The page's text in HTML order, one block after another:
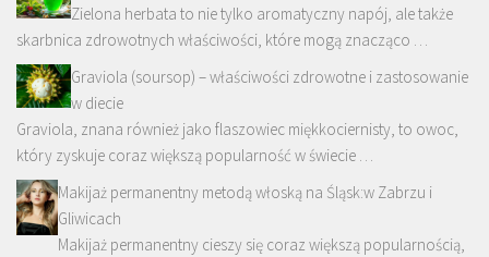
Zielona herbata to nie tylko aromatyczny napój, ale także
skarbnica zdrowotnych właściwości, które mogą znacząco …
Graviola (soursop) – właściwości zdrowotne i zastosowanie
w diecie
Graviola, znana również jako flaszowiec miękkociernisty, to owoc,
który zyskuje coraz większą popularność w świecie …
Makijaż permanentny metodą włoską na Śląsk:w Zabrzu i
Gliwicach
Makijaż permanentny cieszy się coraz większą popularnością,